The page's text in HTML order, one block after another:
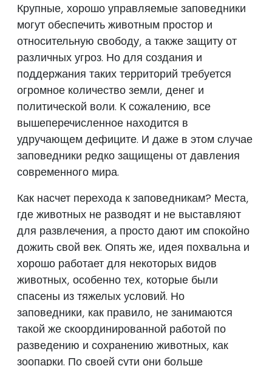
Крупные, хорошо управляемые заповедники
могут обеспечить животным простор и
относительную свободу, а также защиту от
различных угроз. Но для создания и
поддержания таких территорий требуется
огромное количество земли, денег и
политической воли. К сожалению, все
вышеперечисленное находится в
удручающем дефиците. И даже в этом случае
заповедники редко защищены от давления
современного мира.
Как насчет перехода к заповедникам? Места,
где животных не разводят и не выставляют
для развлечения, а просто дают им спокойно
дожить свой век. Опять же, идея похвальна и
хорошо работает для некоторых видов
животных, особенно тех, которые были
спасены из тяжелых условий. Но
заповедники, как правило, не занимаются
такой же скоординированной работой по
разведению и сохранению животных, как
зоопарки. По своей сути они больше